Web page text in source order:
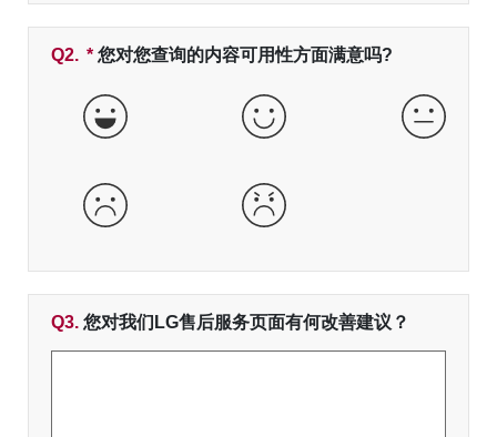
Q2. * 必填字段
您对您查询的内容可用性方面满意吗?
非常好 好
差 非常差
Q3. 您对我们LG售后服务页面有何改善建议？